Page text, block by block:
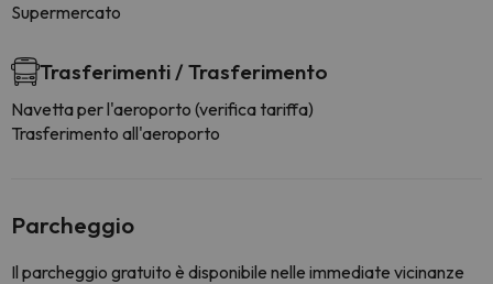
Supermercato
Trasferimenti / Trasferimento
Navetta per l'aeroporto (verifica tariffa)
Trasferimento all'aeroporto
Parcheggio
Il parcheggio gratuito è disponibile nelle immediate vicinanze